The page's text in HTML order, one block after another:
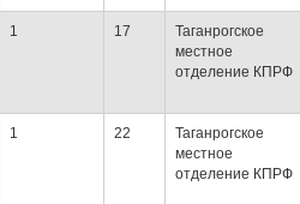
1 17
Таганрогское
местное
отделение КПРФ
1 22
Таганрогское
местное
отделение КПРФ